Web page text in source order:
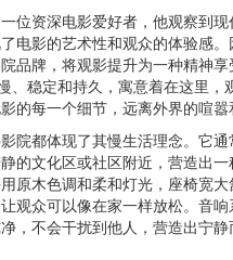
位资深电影爱好者，他观察到
电影的艺术性和观众的体验感
品牌，将观影提升为一种精神
、稳定和持久，寓意着在这里，
的每一个细节，远离外界的喧嚣
院都体现了其慢生活理念。它
的文化区或社区附近，营造出
原木色调和柔和灯光，座椅宽
观众可以像在家一样放松。音
，不会干扰到他人，营造出宁